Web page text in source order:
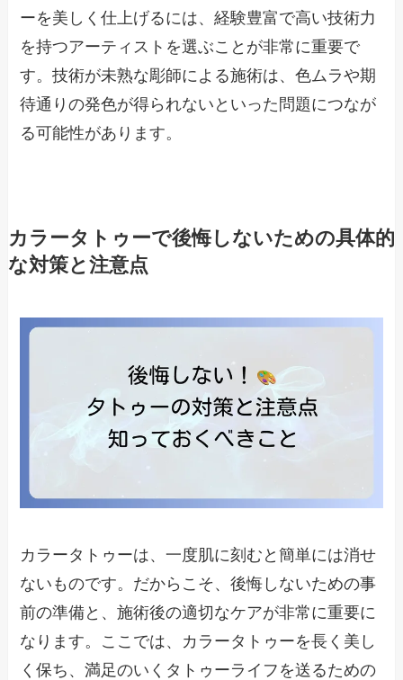
ーを美しく仕上げるには、経験豊富で高い技術力
を持つアーティストを選ぶことが非常に重要で
す。技術が未熟な彫師による施術は、色ムラや期
待通りの発色が得られないといった問題につなが
る可能性があります。
カラータトゥーで後悔しないための具体的
な対策と注意点
カラータトゥーは、一度肌に刻むと簡単には消せ
ないものです。だからこそ、後悔しないための事
前の準備と、施術後の適切なケアが非常に重要に
なります。ここでは、カラータトゥーを長く美し
く保ち、満足のいくタトゥーライフを送るための